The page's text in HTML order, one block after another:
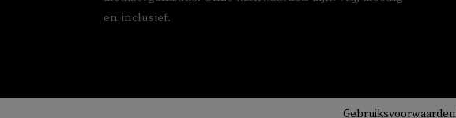
en inclusief.
Gebruiksvoorwaarden